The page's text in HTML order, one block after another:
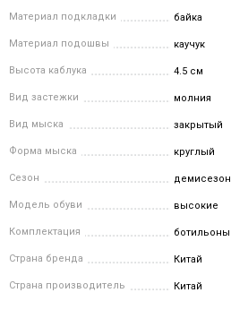
Материал подкладки байка
Материал подошвы каучук
Высота каблука 4.5 см
Вид застежки молния
Вид мыска закрытый
Форма мыска круглый
Сезон демисезон
Модель обуви высокие
Комплектация ботильоны
Страна бренда Китай
Страна производитель Китай